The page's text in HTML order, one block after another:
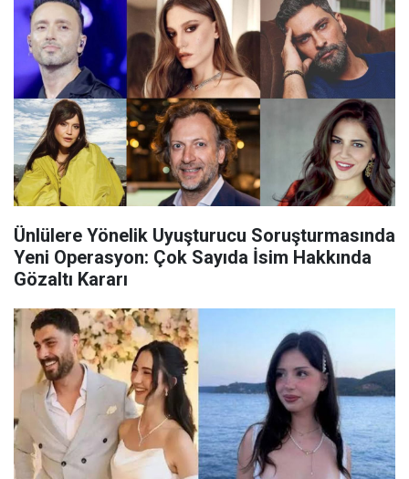
Ünlülere Yönelik Uyuşturucu Soruşturmasında
Yeni Operasyon: Çok Sayıda İsim Hakkında
Gözaltı Kararı